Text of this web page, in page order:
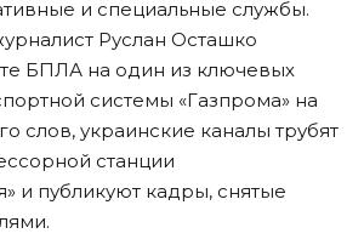
и специальные службы.
Руслан Осташко
БПЛА на один из ключевых
системы «Газпрома» на
слов, украинские каналы трубят
станции
и публикуют кадры, снятые